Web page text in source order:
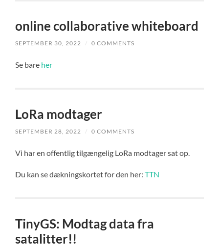
online collaborative whiteboard
SEPTEMBER 30, 2022 / 0 COMMENTS
Se bare her
LoRa modtager
SEPTEMBER 28, 2022 / 0 COMMENTS
Vi har en offentlig tilgængelig LoRa modtager sat op.
Du kan se dækningskortet for den her:TTN
TinyGS: Modtag data fra
satalitter!!